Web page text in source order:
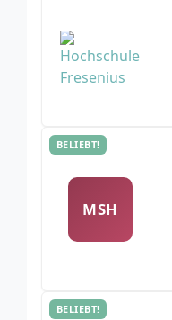
BELIEBT!
MSH
BELIEBT!